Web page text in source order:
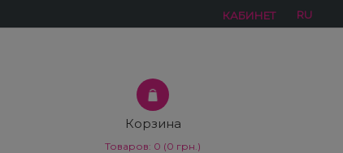
КАБИНЕТ RU
Корзина
Товаров: 0 (0 грн.)